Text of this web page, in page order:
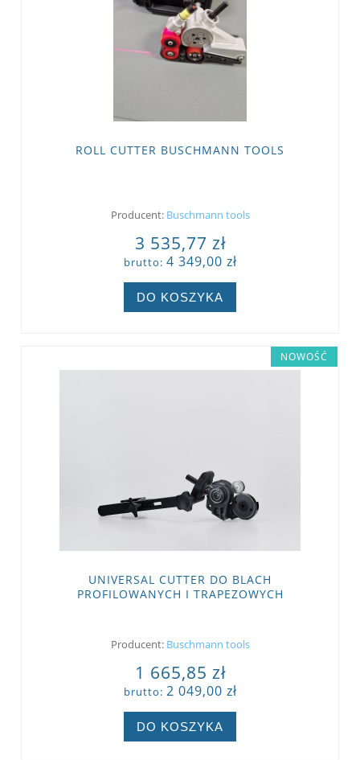
ROLL CUTTER BUSCHMANN TOOLS
Producent: Buschmann tools
3 535,77 zł
brutto: 4 349,00 zł
DO KOSZYKA
UNIVERSAL CUTTER DO BLACH
PROFILOWANYCH I TRAPEZOWYCH
Producent: Buschmann tools
1 665,85 zł
brutto: 2 049,00 zł
DO KOSZYKA
NOWOŚĆ